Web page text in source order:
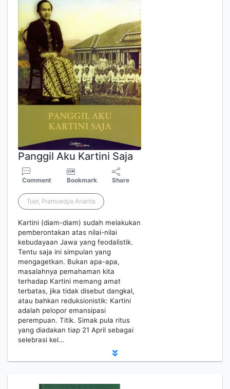
Panggil Aku Kartini Saja
Comment Bookmark Share
Toer, Pramoedya Ananta
Kartini (diam-diam) sudah melakukan
pemberontakan atas nilai-nilai
kebudayaan Jawa yang feodalistik.
Tentu saja ini simpulan yang
mengagetkan. Bukan apa-apa,
masalahnya pemahaman kita
terhadap Kartini memang amat
terbatas, jika tidak disebut dangkal,
atau bahkan reduksionistik: Kartini
adalah pelopor emansipasi
perempuan. Titik. Simak pula ritus
yang diadakan tiap 21 April sebagai
selebrasi kel…